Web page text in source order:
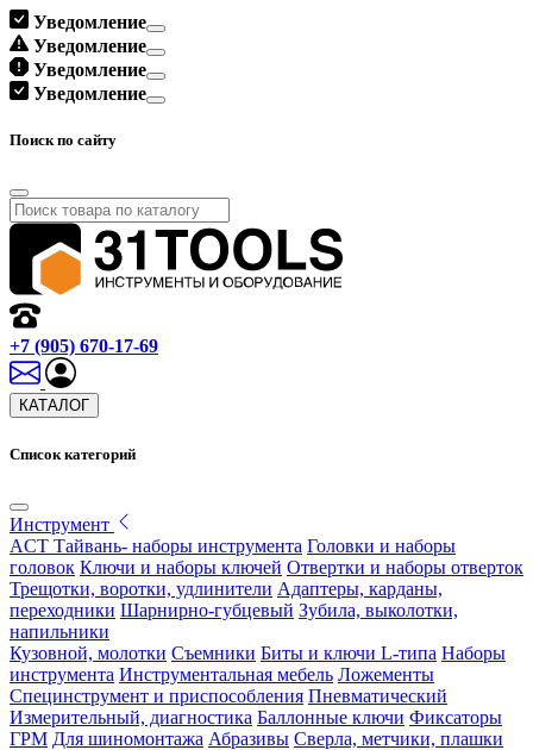
Уведомление
Уведомление
Уведомление
Уведомление
Поиск по сайту
+7 (905) 670-17-69
КАТАЛОГ
Список категорий
Инструмент
ACT Тайвань- наборы инструмента Головки и наборы
головок Ключи и наборы ключей Отвертки и наборы отверток
Трещотки, воротки, удлинители Адаптеры, карданы,
переходники Шарнирно-губцевый Зубила, выколотки,
напильники
Кузовной, молотки Съемники Биты и ключи L-типа Наборы
инструмента Инструментальная мебель Ложементы
Специнструмент и приспособления Пневматический
Измерительный, диагностика Баллонные ключи Фиксаторы
ГРМ Для шиномонтажа Абразивы Сверла, метчики, плашки